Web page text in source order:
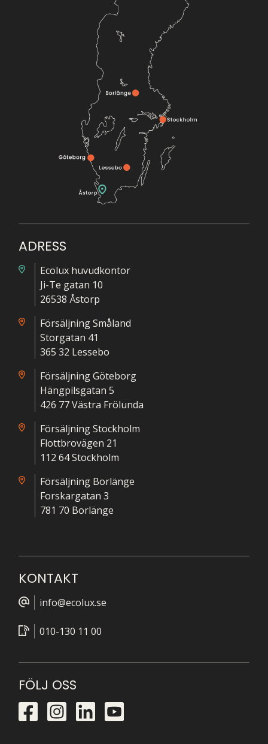
ADRESS
Ecolux huvudkontor
Ji-Te gatan 10
26538 Åstorp
Försäljning Småland
Storgatan 41
365 32 Lessebo
Försäljning Göteborg
Hängpilsgatan 5
426 77 Västra Frölunda
Försäljning Stockholm
Flottbrovägen 21
112 64 Stockholm
Försäljning Borlänge
Forskargatan 3
781 70 Borlänge
KONTAKT
info@ecolux.se
010-130 11 00
FÖLJ OSS